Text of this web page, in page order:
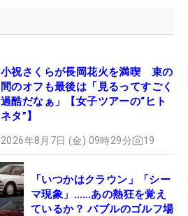
小祝さくらが長岡花火を満喫 束の
間のオフも最後は「見るってすごく
過酷だなぁ」【女子ツアーの“ヒト
ネタ”】
2026年8月7日 (金) 09時29分 19
「いつかはクラウン」「シー
マ現象」……あの熱狂を覚え
ているか？ バブルのゴルフ場